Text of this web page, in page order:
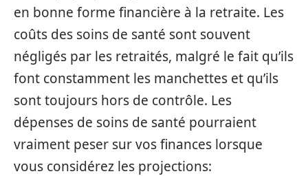
en bonne forme financière à la retraite. Les
coûts des soins de santé sont souvent
négligés par les retraités, malgré le fait qu’ils
font constamment les manchettes et qu’ils
sont toujours hors de contrôle. Les
dépenses de soins de santé pourraient
vraiment peser sur vos finances lorsque
vous considérez les projections: